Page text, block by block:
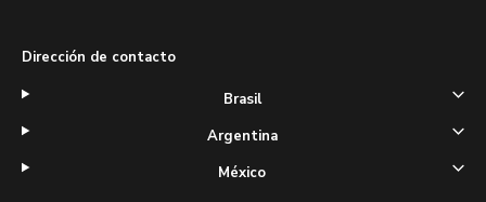
Dirección de contacto
Brasil
Argentina
México